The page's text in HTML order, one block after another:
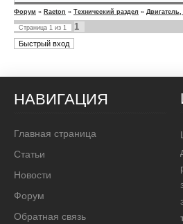
Форум » Raeton » Технический раздел »
Страница 1 из 1 1
НАВИГАЦИЯ
Главная страница
Статьи
Новости
Форум
Обратная связь